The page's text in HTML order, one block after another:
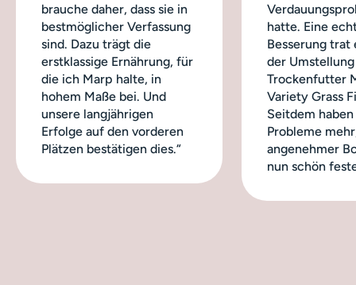
brauche daher, dass sie in
bestmöglicher Verfassung
sind. Dazu trägt die
erstklassige Ernährung, für
die ich Marp halte, in
hohem Maße bei. Und
unsere langjährigen
Erfolge auf den vorderen
Plätzen bestätigen dies.“
hatte. Eine
Besserung trat
der
Trockenfutter
Variety Grass
Seitdem
Probleme
angenehmer
nun schön